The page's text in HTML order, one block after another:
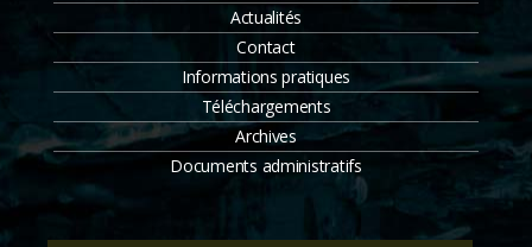
Actualités
Contact
Informations pratiques
Téléchargements
Archives
Documents administratifs